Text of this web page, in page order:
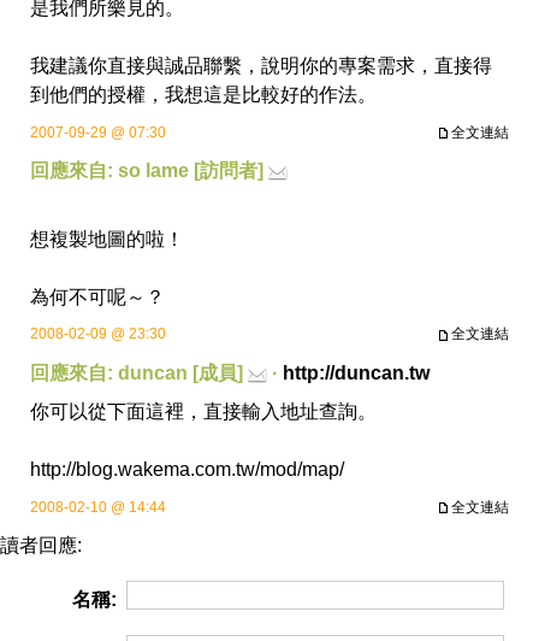
是我們所樂見的。
我建議你直接與誠品聯繫，說明你的專案需求，直接得
到他們的授權，我想這是比較好的作法。
全文連結
2007-09-29 @ 07:30
回應來自: so lame [訪問者]
想複製地圖的啦！
為何不可呢～？
全文連結
2008-02-09 @ 23:30
回應來自: duncan [成員] · http://duncan.tw
你可以從下面這裡，直接輸入地址查詢。
http://blog.wakema.com.tw/mod/map/
全文連結
2008-02-10 @ 14:44
讀者回應:
名稱: